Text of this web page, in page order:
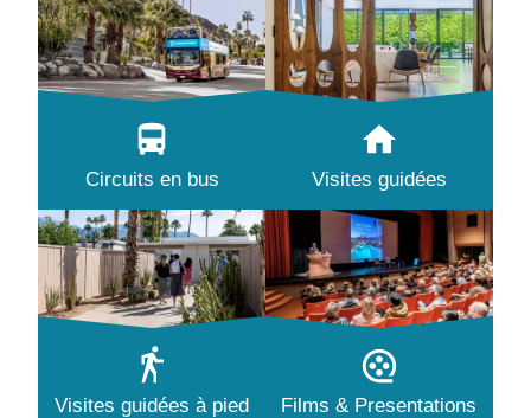
Circuits en bus Visites guidées
Visites guidées à pied Films & Presentations